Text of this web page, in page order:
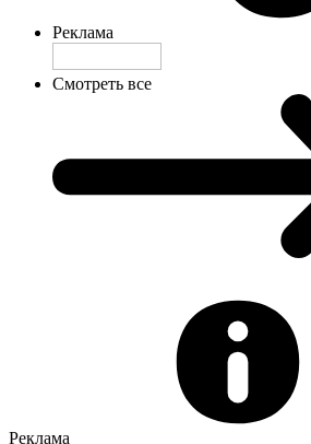
Реклама
Смотреть все
Реклама